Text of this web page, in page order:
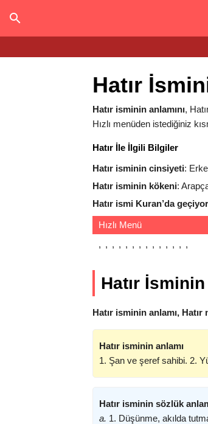
Hatır
Hatır isminin anlamını,
Hızlı menüden istediğiniz
Hatır İle İlgili Bilgiler
Hatır isminin cinsiyeti:
Hatır isminin kökeni:
Hatır ismi Kuran’da
Hızlı Menü
Hatır İsminin
Hatır isminin anlamı,
Hatır isminin anlamı
1. Şan ve şeref sahibi. 2.
Hatır isminin sözlük
a. 1. Düşünme, akılda